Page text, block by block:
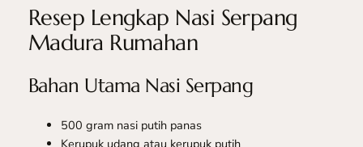
Resep Lengkap Nasi Serpang
Madura Rumahan
Bahan Utama Nasi Serpang
500 gram nasi putih panas